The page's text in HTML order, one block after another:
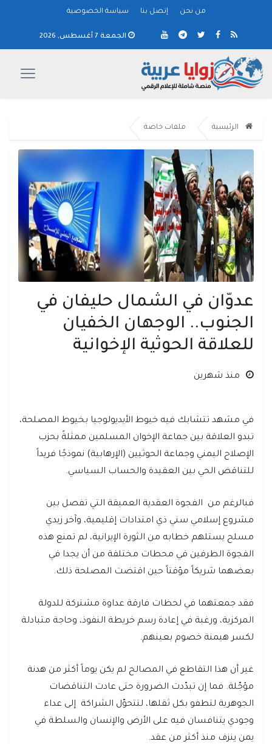
من نحن إتصل بنا سياسة الخصوصية
الجمعة 7 أغسطس, 2026
الرئيسية ملفات خاصة
عدوّان في الشمال حليفان في
الجنوب.. الوجهان الخفيان
للعلاقة الحوثية الإخوانية
منذ شهرين
في مشهد تتشابك فيه خيوط الأيديولوجيا بخيوط المصلحة،
تبدو العلاقة بين جماعة الإخوان المسلمين ممثلةً بحزب
الإصلاح اليمني وجماعة الحوثيين (الإرهابية) نموذجًا فريداً
للتناقض الحي بين العقيدة والحساب السياسي.
فبالرغم من الفجوة العقدية العميقة التي تفصل بين
مشروع إسلامي سني ذي امتدادات إقليمية، وآخر زيدي
مسلح يستلهم خطابه من الثورة الإيرانية، لم تمنع هذه
الفجوة الطرفين في محطات مختلفة من أن يجدا في
بعضهما شريكاً مؤقتاً حين اقتضت المصلحة ذلك.
فقد جمعتهما في لحظات فارقة عداوة مشتركة للدولة
المركزية، ورغبة في إعادة رسم خريطة النفوذ، وحاجة متبادلة
لكسر هيمنة خصوم بعينهم.
غير أن هذا التقاطع في المصالح لم يكن يوماً أكثر من هدنة
مؤجّلة. فما إن تبدّدت الضرورة حتى عادت التناقضات
الجوهرية لتطفو بكل ثقلها، لتتحوّل الشراكة إلى عداء
وجودي يتنافسان فيه على الأرض والإنسان والسلطة في
يمن ينزف منذ أكثر من عقد.